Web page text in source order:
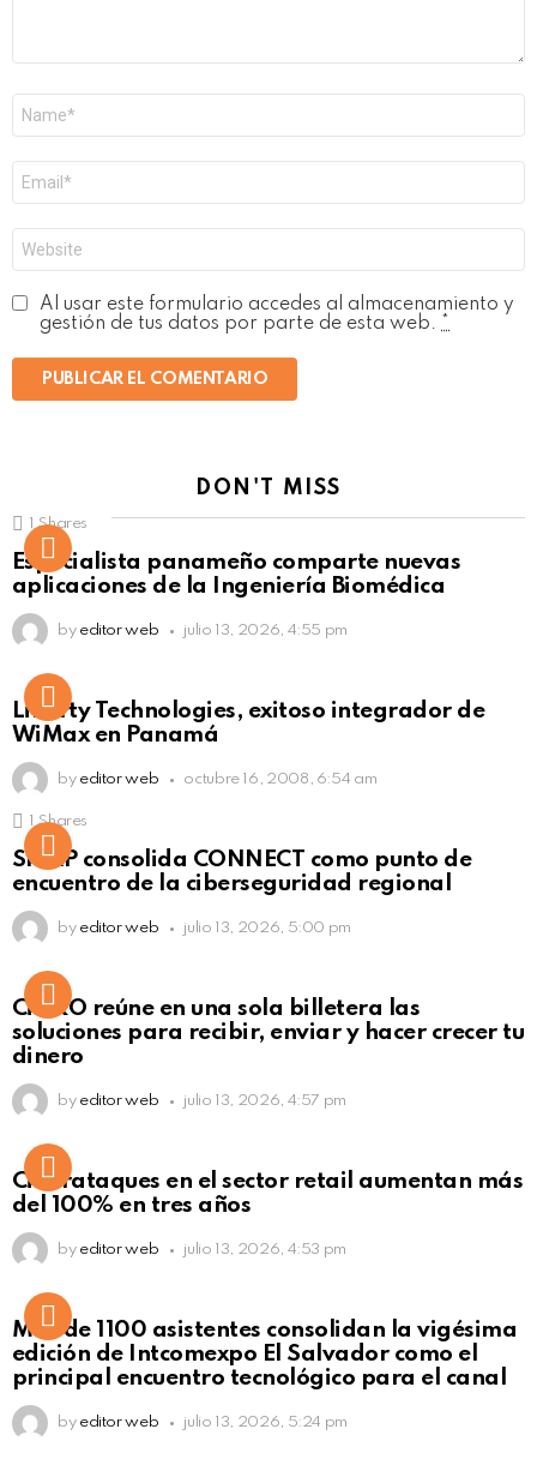
electrónico
*
Al usar este formulario accedes al almacenamiento y
gestión de tus datos por parte de esta web.
DON'T MISS
Click to view this post
Shares
Especialista panameño comparte nuevas
aplicaciones de la Ingeniería Biomédica
by editor web julio 13, 2026, 4:55 pm
Liberty Technologies, exitoso integrador de
WiMax en Panamá
by editor web octubre 16, 2008, 6:54 am
Click to view this post
Shares
SISAP consolida CONNECT como punto de
encuentro de la ciberseguridad regional
by editor web julio 13, 2026, 5:00 pm
Not Safe For Work
Click to view this post
CiNKO reúne en una sola billetera las
soluciones para recibir, enviar y hacer crecer tu
dinero
by editor web julio 13, 2026, 4:57 pm
Ciberataques en el sector retail aumentan más
del 100% en tres años
by editor web julio 13, 2026, 4:53 pm
Más de 1100 asistentes consolidan la vigésima
edición de Intcomexpo El Salvador como el
principal encuentro tecnológico para el canal
by editor web julio 13, 2026, 5:24 pm